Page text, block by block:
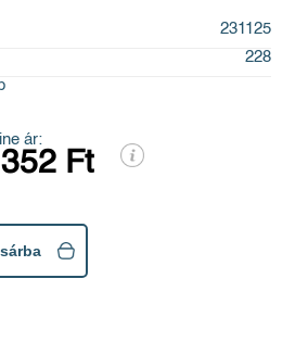
231125
228
ár:
Ft